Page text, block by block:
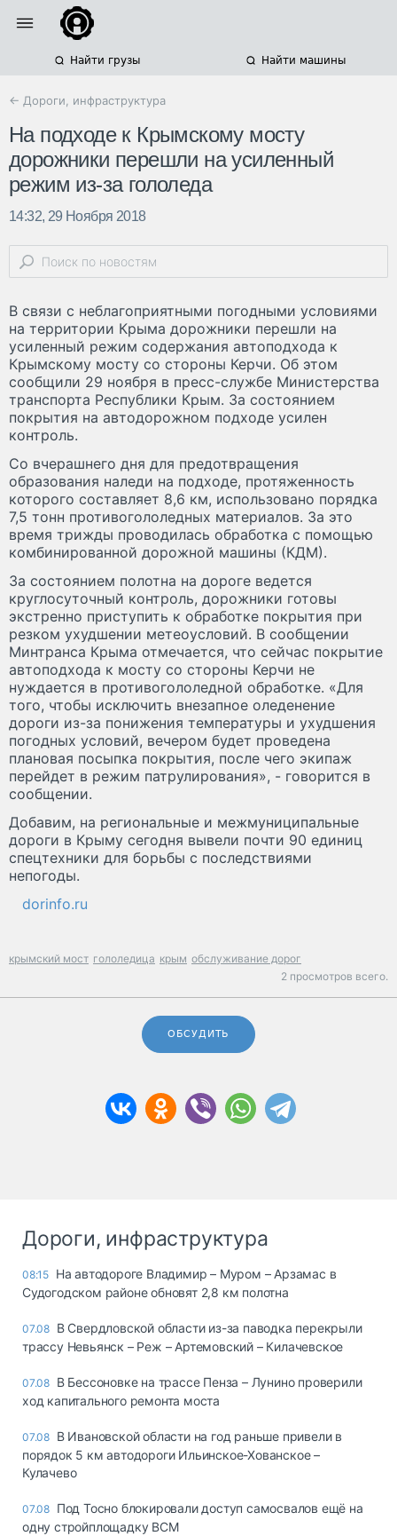
Найти грузы Найти машины
← Дороги, инфраструктура
На подходе к Крымскому мосту
дорожники перешли на усиленный
режим из-за гололеда
14:32, 29 Ноября 2018
В связи с неблагоприятными погодными условиями
на территории Крыма дорожники перешли на
усиленный режим содержания автоподхода к
Крымскому мосту со стороны Керчи. Об этом
сообщили 29 ноября в пресс-службе Министерства
транспорта Республики Крым. За состоянием
покрытия на автодорожном подходе усилен
контроль.
Со вчерашнего дня для предотвращения
образования наледи на подходе, протяженность
которого составляет 8,6 км, использовано порядка
7,5 тонн противогололедных материалов. За это
время трижды проводилась обработка с помощью
комбинированной дорожной машины (КДМ).
За состоянием полотна на дороге ведется
круглосуточный контроль, дорожники готовы
экстренно приступить к обработке покрытия при
резком ухудшении метеоусловий. В сообщении
Минтранса Крыма отмечается, что сейчас покрытие
автоподхода к мосту со стороны Керчи не
нуждается в противогололедной обработке. «Для
того, чтобы исключить внезапное оледенение
дороги из-за понижения температуры и ухудшения
погодных условий, вечером будет проведена
плановая посыпка покрытия, после чего экипаж
перейдет в режим патрулирования», - говорится в
сообщении.
Добавим, на региональные и межмуниципальные
дороги в Крыму сегодня вывели почти 90 единиц
спецтехники для борьбы с последствиями
непогоды.
dorinfo.ru
крымский мост гололедица крым обслуживание дорог
2 просмотров всего.
ОБСУДИТЬ
Дороги, инфраструктура
08:15 На автодороге Владимир – Муром – Арзамас в
Судогодском районе обновят 2,8 км полотна
07.08 В Свердловской области из-за паводка перекрыли
трассу Невьянск – Реж – Артемовский – Килачевское
07.08 В Бессоновке на трассе Пенза – Лунино проверили
ход капитального ремонта моста
07.08 В Ивановской области на год раньше привели в
порядок 5 км автодороги Ильинское-Хованское –
Кулачево
07.08 Под Тосно блокировали доступ самосвалов ещё на
одну стройплощадку ВСМ